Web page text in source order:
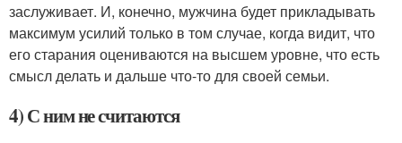
заслуживает. И, конечно, мужчина будет прикладывать
максимум усилий только в том случае, когда видит, что
его старания оцениваются на высшем уровне, что есть
смысл делать и дальше что-то для своей семьи.
4) С ним не считаются